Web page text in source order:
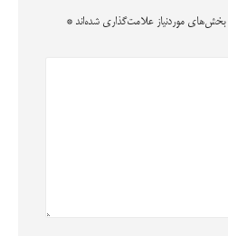
بخش‌های موردنیاز علامت‌گذاری شده‌اند *